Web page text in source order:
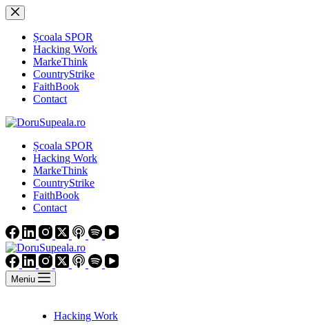
Sari
la
conținutȘcoala SPOR
Hacking Work
MarkeThink
CountryStrike
FaithBook
Contact
Școala SPOR
Hacking Work
MarkeThink
CountryStrike
FaithBook
Contact
Meniu
Hacking Work